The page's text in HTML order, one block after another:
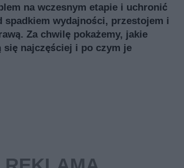
na wczesnym etapie i uchronić
spadkiem wydajności, przestojem i
Za chwilę pokażemy, jakie
się najczęściej i po czym je